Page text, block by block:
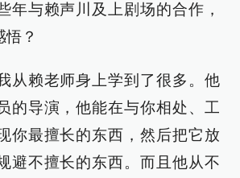
年与赖声川及上剧场的合作，
？
从赖老师身上学到了很多。他
的导演，他能在与你相处、工
你最擅长的东西，然后把它放
避不擅长的东西。而且他从不